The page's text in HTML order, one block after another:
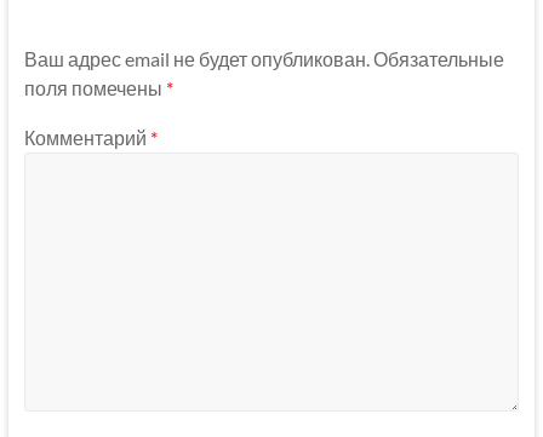
Ваш адрес email не будет опубликован. Обязательные
поля помечены *
Комментарий *